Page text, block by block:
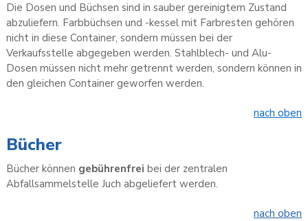
Die Dosen und Büchsen sind in sauber gereinigtem Zustand
abzuliefern. Farbbüchsen und -kessel mit Farbresten gehören
nicht in diese Container, sondern müssen bei der
Verkaufsstelle abgegeben werden. Stahlblech- und Alu-
Dosen müssen nicht mehr getrennt werden, sondern können in
den gleichen Container geworfen werden.
nach oben
Bücher
Bücher können gebührenfrei bei der zentralen
Abfallsammelstelle Juch abgeliefert werden.
nach oben